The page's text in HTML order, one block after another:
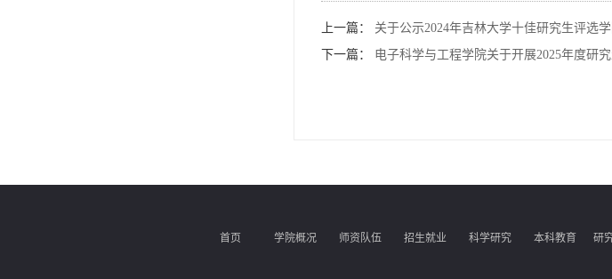
上一篇：
关于公示2024年吉林大学十佳研究生评选
下一篇：
电子科学与工程学院关于开展2025年度研
首页 学院概况 师资队伍 招生就业 科学研究 本科教育 研